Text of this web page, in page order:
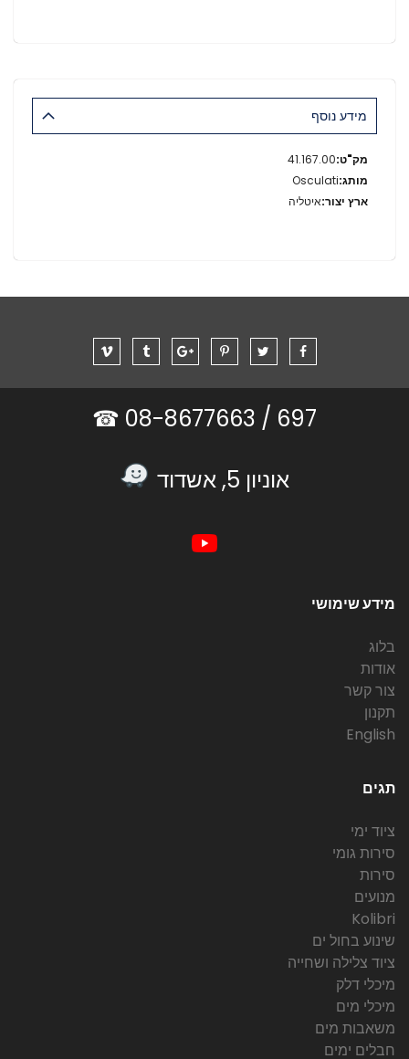
מידע נוסף
מידע
נוסף
41.167.00
Osculati
איטליה
697 /
אוניון 5, אשדוד
מידע שימושי
בלוג
אודות
צור קשר
תקנון
English
תגים
ציוד ימי
סירות גומי
סירות
מנועים
Kolibri
שינוע בחול ים
ציוד צלילה ושחייה
מיכלי דלק
מיכלי מים
משאבות מים
חבלים ימים